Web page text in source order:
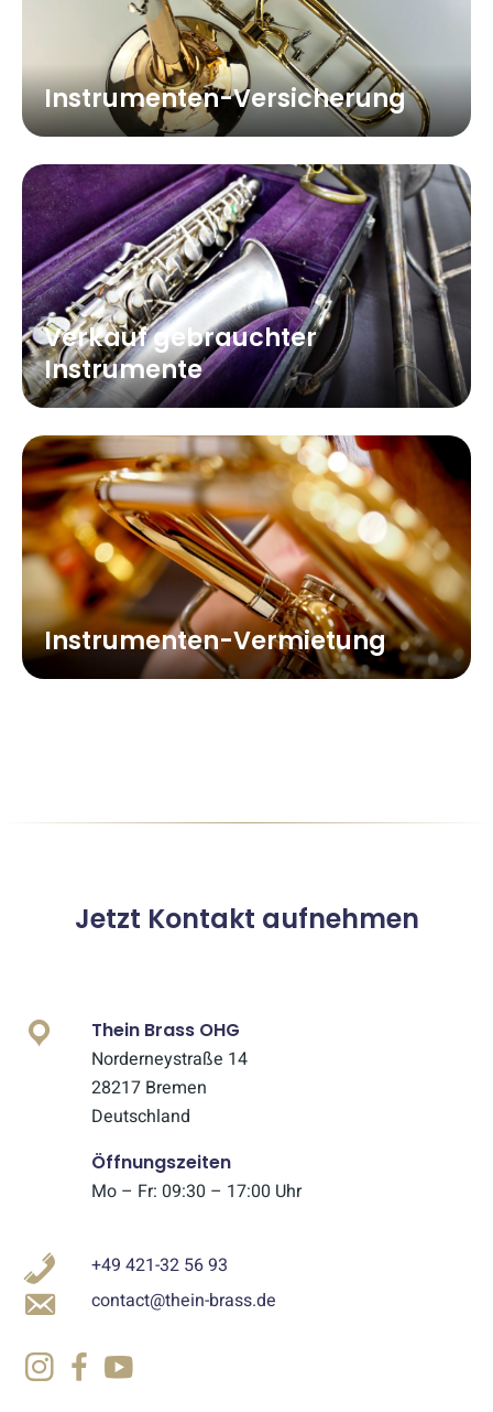
Instrumenten-Versicherung
Verkauf gebrauchter
Instrumente
Instrumenten-Vermietung
Jetzt Kontakt aufnehmen
Thein Brass OHG
Norderneystraße 14
28217 Bremen
Deutschland
Öffnungszeiten
Mo – Fr: 09:30 – 17:00 Uhr
+49 421-32 56 93
contact@thein-brass.de